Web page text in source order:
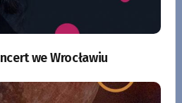
we Wrocławiu